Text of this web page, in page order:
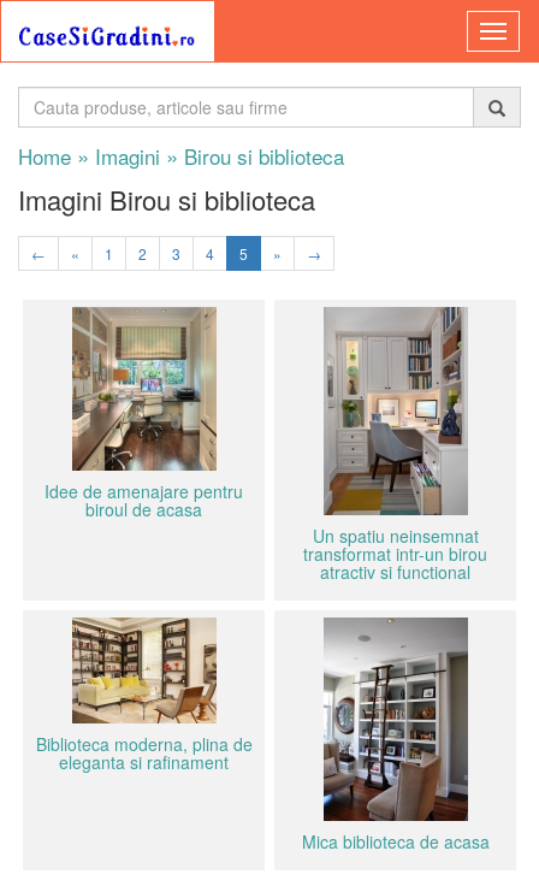
Home » Imagini » Birou si biblioteca
Imagini Birou si biblioteca
← « 1 2 3 4 5 » →
Idee de amenajare pentru
biroul de acasa
Un spatiu neinsemnat
transformat intr-un birou
atractiv si functional
Biblioteca moderna, plina de
eleganta si rafinament
Mica biblioteca de acasa